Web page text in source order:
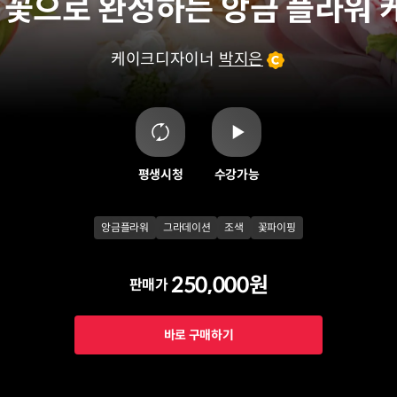
으로 완성하는 앙금 플라워
케이크디자이너 박지은
평생시청 수강가능
앙금플라워 그라데이션 조색 꽃파이핑
판매가250,000원
바로 구매하기